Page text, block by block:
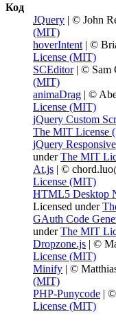
Код
JQuery | © John
(MIT)
hoverIntent | ©
License (MIT)
SCEditor| © Sam
(MIT)
animaDrag | ©
License (MIT)
jQuery Custom
The MIT License
jQuery
underThe MIT
At.js | ©
License (MIT)
HTML5 Desktop
Licensed under
GAuth Code
underThe MIT
Dropzone.js | ©
License (MIT)
Minify | ©
(MIT)
PHP-Punycode |
License (MIT)